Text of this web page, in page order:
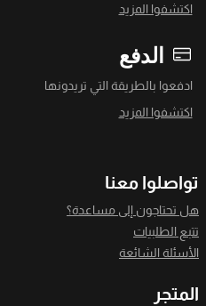
اكتشفوا المزيد
الدفع
ادفعوا بالطريقة التي تريدونها
اكتشفوا المزيد
تواصلوا معنا
هل تحتاجون إلى مساعدة؟
تتبع الطلبيات
الأسئلة الشائعة
المتجر